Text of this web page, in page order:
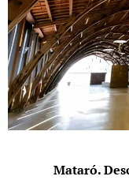
Mataró.